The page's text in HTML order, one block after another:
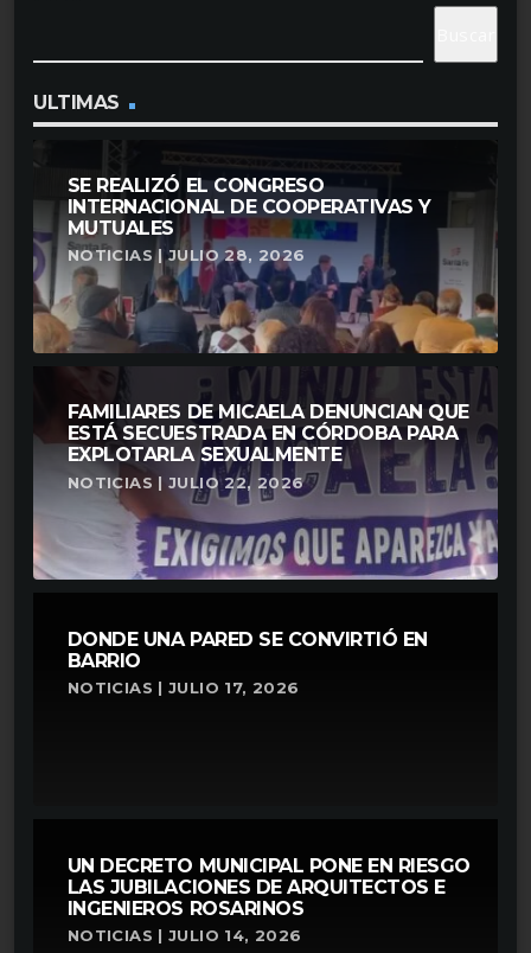
ULTIMAS
SE REALIZÓ EL CONGRESO
INTERNACIONAL DE COOPERATIVAS Y
MUTUALES
NOTICIAS | JULIO 28, 2026
FAMILIARES DE MICAELA DENUNCIAN QUE
ESTÁ SECUESTRADA EN CÓRDOBA PARA
EXPLOTARLA SEXUALMENTE
NOTICIAS | JULIO 22, 2026
DONDE UNA PARED SE CONVIRTIÓ EN
BARRIO
NOTICIAS | JULIO 17, 2026
UN DECRETO MUNICIPAL PONE EN RIESGO
LAS JUBILACIONES DE ARQUITECTOS E
INGENIEROS ROSARINOS
NOTICIAS | JULIO 14, 2026